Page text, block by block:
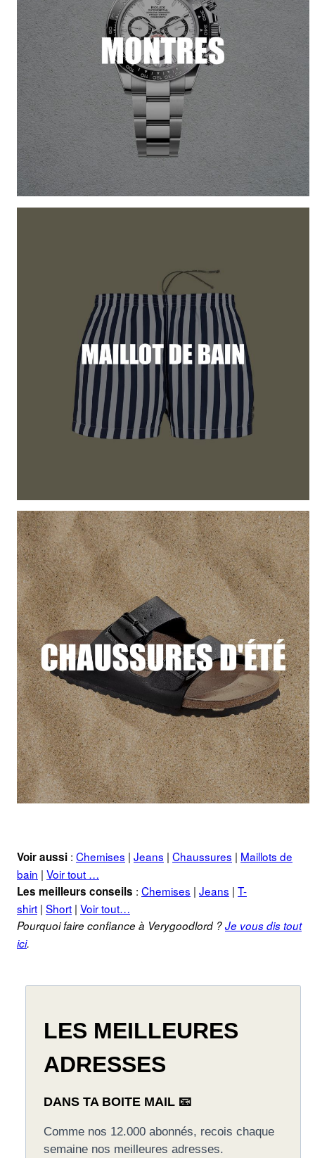
Voir aussi : Chemises | Jeans | Chaussures | Maillots de
bain | Voir tout …
Les meilleurs conseils : Chemises | Jeans | T-
shirt | Short | Voir tout…
Pourquoi faire confiance à Verygoodlord ?Je vous dis tout
ici.
LES MEILLEURES
ADRESSES
DANS TA BOITE MAIL 📧
Comme nos 12.000 abonnés, recois chaque
semaine nos meilleures adresses.